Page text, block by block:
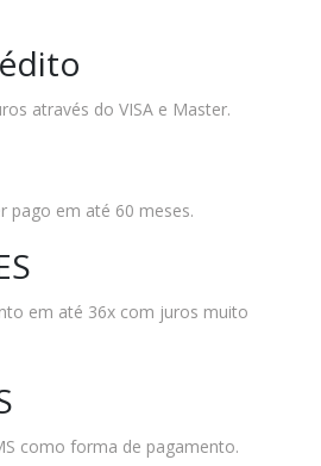
através do VISA e Master.
pago em até 60 meses.
em até 36x com juros muito
como forma de pagamento.